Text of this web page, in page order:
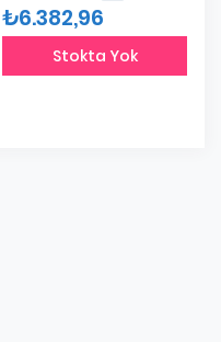
₺6.382,96
Stokta Yok